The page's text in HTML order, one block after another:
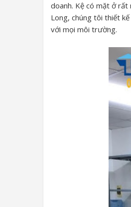
doanh. Kệ có mặt ở rất
Long, chúng tôi thiết
với mọi môi trường.